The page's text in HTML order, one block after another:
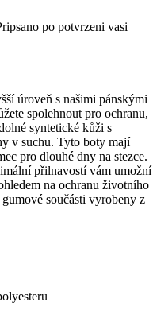
po potvrzeni vasi
úroveň s našimi pánskými
spolehnout pro ochranu,
syntetické kůži s
v suchu. Tyto boty mají
pro dlouhé dny na stezce.
přilnavostí vám umožní
na ochranu životního
součásti vyrobeny z